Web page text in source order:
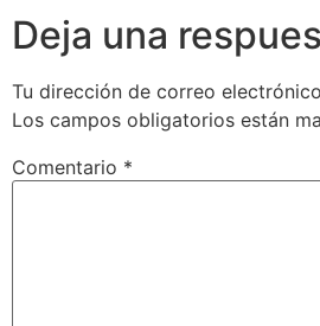
Deja una
Tu dirección de correo
Los campos obligatorios están
Comentario *